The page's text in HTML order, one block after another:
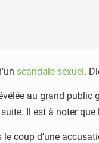
scandale sexuel.
au grand public
Il est à noter
le coup d’une